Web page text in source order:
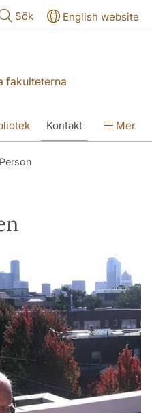
Sök English website
fakulteterna
Kontakt Mer
Person